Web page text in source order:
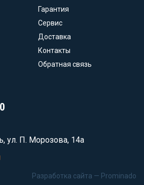
Гарантия
Сервис
Доставка
Контакты
Обратная связь
ул. П. Морозова, 14а
Разработка сайта — Prominado